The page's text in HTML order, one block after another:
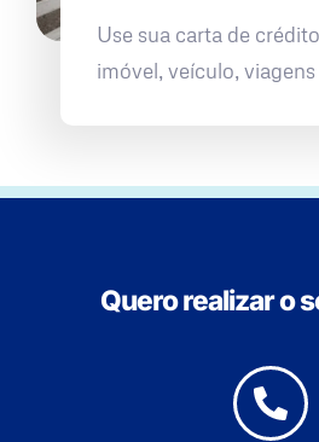
Use sua carta de
imóvel, veículo,
Quero realizar o